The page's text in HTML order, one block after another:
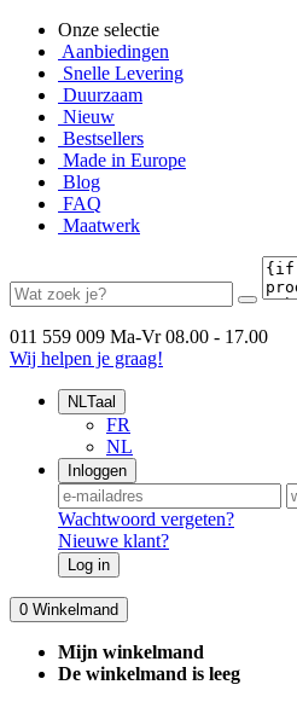
Onze selectie
Aanbiedingen
Snelle Levering
Duurzaam
Nieuw
Bestsellers
Made in Europe
Blog
FAQ
Maatwerk
011 559 009 Ma-Vr 08.00 - 17.00
Wij helpen je graag!
NLTaal
FR
NL
Inloggen
Wachtwoord vergeten?
Nieuwe klant?
Log in
0 Winkelmand
Mijn winkelmand
De winkelmand is leeg